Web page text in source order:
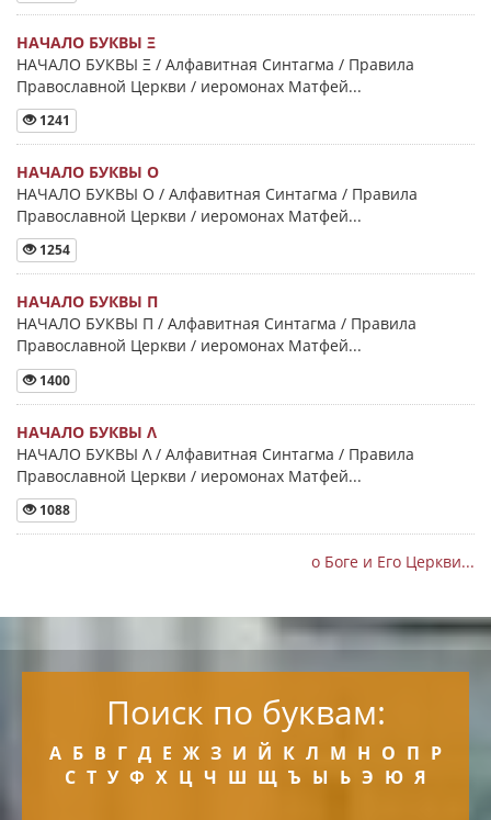
НАЧАЛО БУКВЫ Ξ
НАЧАЛО БУКВЫ Ξ / Алфавитная Синтагма / Правила
Православной Церкви / иеромонах Матфей...
1241
НАЧАЛО БУКВЫ Ο
НАЧАЛО БУКВЫ Ο / Алфавитная Синтагма / Правила
Православной Церкви / иеромонах Матфей...
1254
НАЧАЛО БУКВЫ Π
НАЧАЛО БУКВЫ Π / Алфавитная Синтагма / Правила
Православной Церкви / иеромонах Матфей...
1400
НАЧАЛО БУКВЫ Λ
НАЧАЛО БУКВЫ Λ / Алфавитная Синтагма / Правила
Православной Церкви / иеромонах Матфей...
1088
о Боге и Его Церкви...
Поиск по буквам:
А Б В Г Д Е Ж З И Й К Л М Н О П Р
С Т У Ф Х Ц Ч Ш Щ Ъ Ы Ь Э Ю Я